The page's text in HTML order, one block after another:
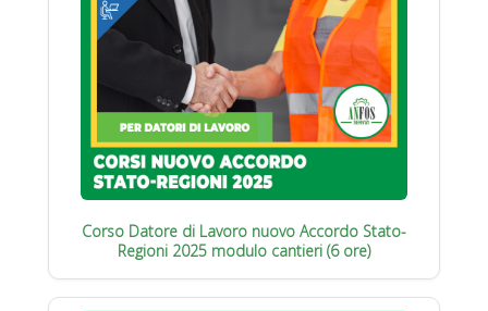
Corso Datore di Lavoro nuovo Accordo Stato-
Regioni 2025 modulo cantieri (6 ore)